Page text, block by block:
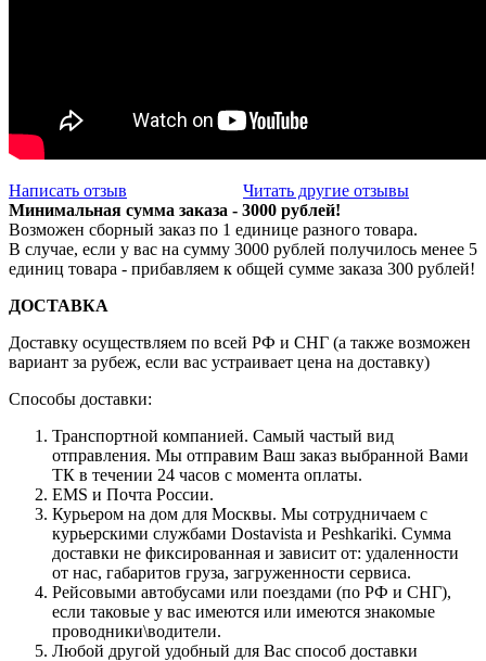
Написать отзыв
Читать другие отзывы
Минимальная сумма заказа - 3000 рублей!
Возможен сборный заказ по 1 единице разного товара.
В случае, если у вас на сумму 3000 рублей получилось менее 5
единиц товара - прибавляем к общей сумме заказа 300 рублей!
ДОСТАВКА
Доставку осуществляем по всей РФ и СНГ (а также возможен
вариант за рубеж, если вас устраивает цена на доставку)
Способы доставки:
Транспортной компанией. Самый частый вид
отправления. Мы отправим Ваш заказ выбранной Вами
ТК в течении 24 часов с момента оплаты.
EMS и Почта России.
Курьером на дом для Москвы. Мы сотрудничаем с
курьерскими службами Dostavista и Peshkariki. Сумма
доставки не фиксированная и зависит от: удаленности
от нас, габаритов груза, загруженности сервиса.
Рейсовыми автобусами или поездами (по РФ и СНГ),
если таковые у вас имеются или имеются знакомые
проводники\водители.
Любой другой удобный для Вас способ доставки